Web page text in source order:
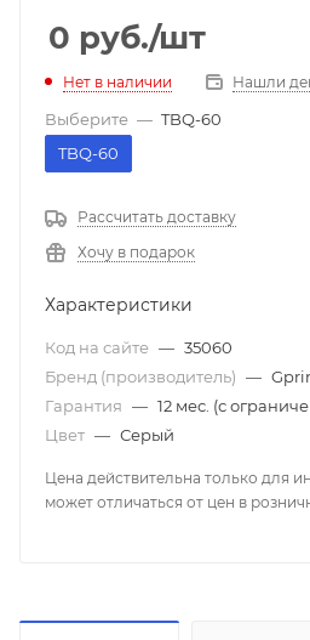
0 руб./шт
Нет в наличии Нашли
Выберите — TBQ-60
TBQ-60
Рассчитать доставку
Хочу в подарок
Характеристики
Код на сайте — 35060
Бренд (производитель) —
Гарантия — 12 мес. (с
Цвет — Серый
Цена действительна только для
может отличаться от цен в